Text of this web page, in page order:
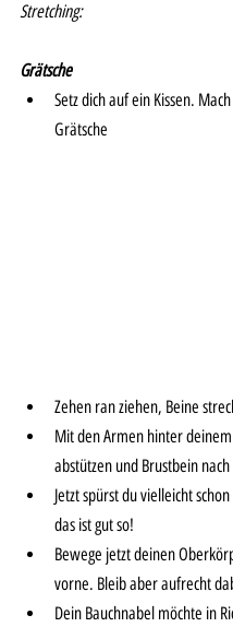
Stretching:
Grätsche
Setz dich auf ein Kissen.
Grätsche
Zehen ran ziehen, Beine
Mit den Armen hinter
abstützen und Brustbein
Jetzt spürst du vielleicht
das ist gut so!
Bewege jetzt deinen
vorne. Bleib aber aufrecht
Dein Bauchnabel möchte in